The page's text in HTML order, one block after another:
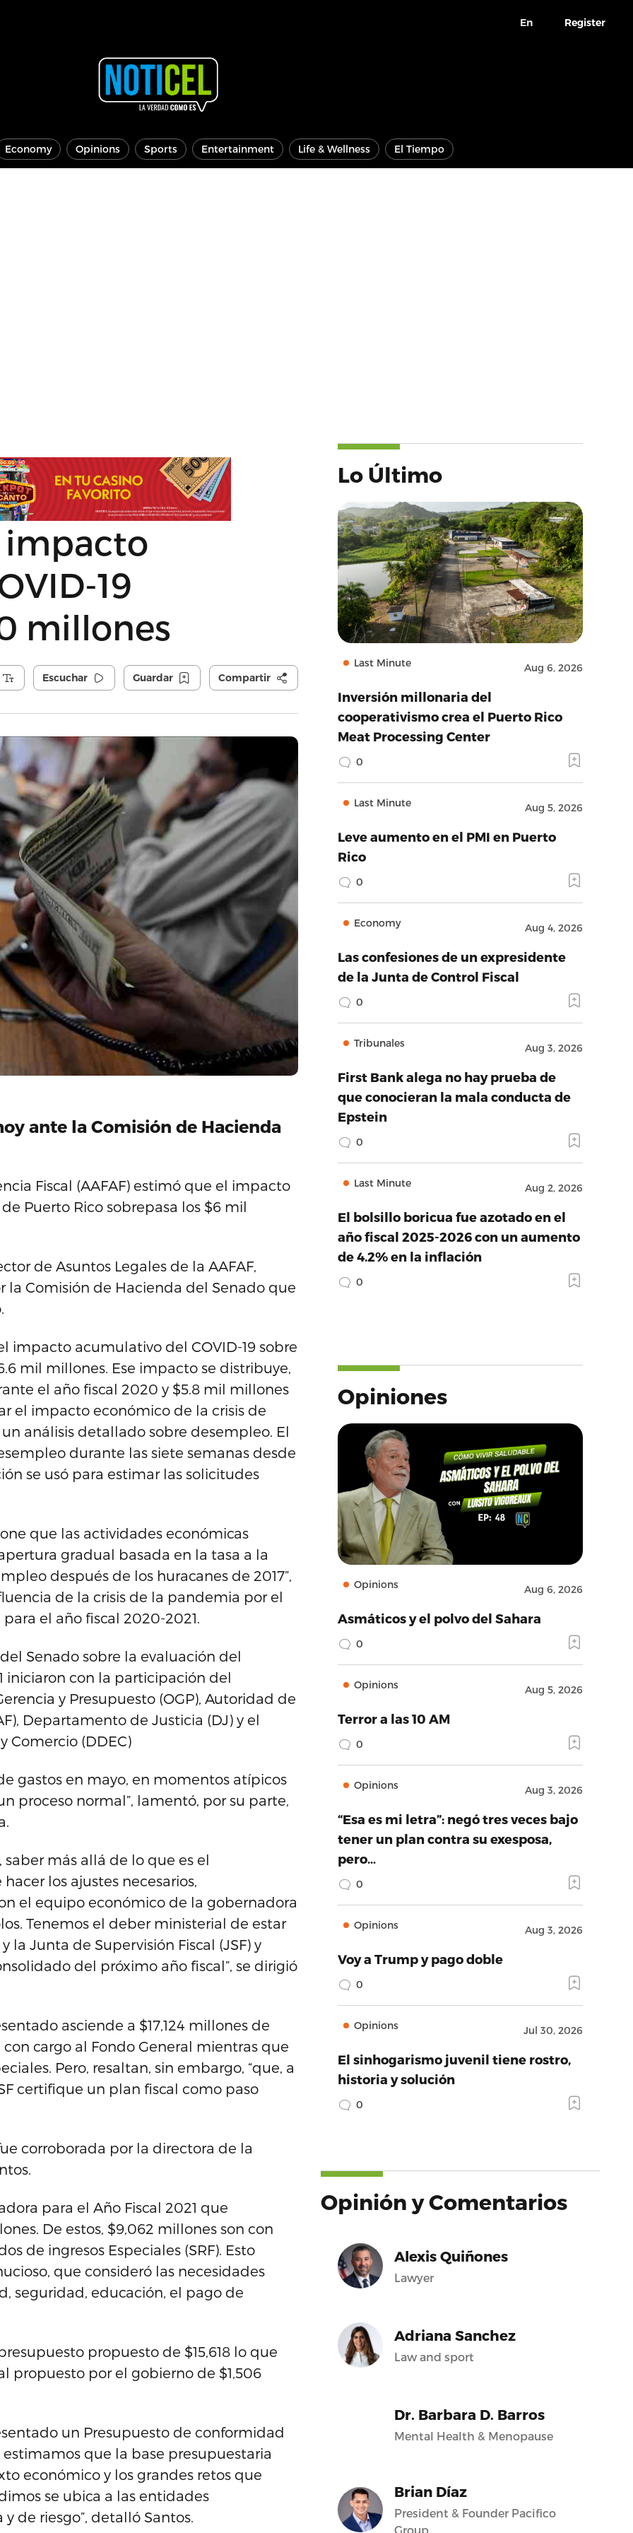
En Register
Economy Opinions Sports Entertainment Life & Wellness El Tiempo
impacto
19
millones
Escuchar Guardar Compartir
ante la Comisión de Hacienda
Fiscal (AAFAF) estimó que el impacto
Puerto Rico sobrepasa los $6 mil
de Asuntos Legales de la AAFAF,
la Comisión de Hacienda del Senado que
impacto acumulativo del COVID-19 sobre
mil millones. Ese impacto se distribuye,
el año fiscal 2020 y $5.8 mil millones
el impacto económico de la crisis de
análisis detallado sobre desempleo. El
durante las siete semanas desde
se usó para estimar las solicitudes
que las actividades económicas
gradual basada en la tasa a la
después de los huracanes de 2017”,
de la crisis de la pandemia por el
el año fiscal 2020-2021.
Senado sobre la evaluación del
iniciaron con la participación del
y Presupuesto (OGP), Autoridad de
Departamento de Justicia (DJ) y el
Comercio (DDEC)
gastos en mayo, en momentos atípicos
proceso normal”, lamentó, por su parte,
más allá de lo que es el
los ajustes necesarios,
el equipo económico de la gobernadora
Tenemos el deber ministerial de estar
Junta de Supervisión Fiscal (JSF) y
del próximo año fiscal”, se dirigió
asciende a $17,124 millones de
cargo al Fondo General mientras que
Pero, resaltan, sin embargo, “que, a
certifique un plan fiscal como paso
corroborada por la directora de la
para el Año Fiscal 2021 que
De estos, $9,062 millones son con
de ingresos Especiales (SRF). Esto
que consideró las necesidades
seguridad, educación, el pago de
propuesto de $15,618 lo que
propuesto por el gobierno de $1,506
un Presupuesto de conformidad
que la base presupuestaria
económico y los grandes retos que
se ubica a las entidades
de riesgo”, detalló Santos.
Lo Último
Last Minute Aug 6, 2026
Inversión millonaria del
cooperativismo crea el Puerto Rico
Meat Processing Center
0
Last Minute Aug 5, 2026
Leve aumento en el PMI en Puerto
Rico
0
Economy Aug 4, 2026
Las confesiones de un expresidente
de la Junta de Control Fiscal
0
Tribunales Aug 3, 2026
First Bank alega no hay prueba de
que conocieran la mala conducta de
Epstein
0
Last Minute Aug 2, 2026
El bolsillo boricua fue azotado en el
año fiscal 2025-2026 con un aumento
de 4.2% en la inflación
0
Opiniones
Opinions Aug 6, 2026
Asmáticos y el polvo del Sahara
0
Opinions Aug 5, 2026
Terror a las 10 AM
0
Opinions Aug 3, 2026
“Esa es mi letra”: negó tres veces bajo
tener un plan contra su exesposa,
pero…
0
Opinions Aug 3, 2026
Voy a Trump y pago doble
0
Opinions Jul 30, 2026
El sinhogarismo juvenil tiene rostro,
historia y solución
0
Opinión y Comentarios
Alexis Quiñones
Lawyer
Adriana Sanchez
Law and sport
Dr. Barbara D. Barros
Mental Health & Menopause
Brian Díaz
President & Founder Pacifico
Group